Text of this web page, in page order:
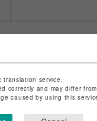
translation service.
correctly and may differ
caused by using this